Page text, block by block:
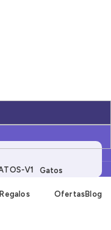
Gatos
Regalos
Ofertas Blog